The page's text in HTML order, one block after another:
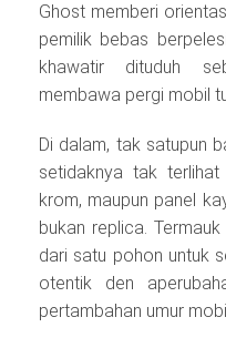
Ghost memberi
pemilik bebas
khawatir dituduh
membawa pergi mobil
Di dalam, tak satupun
setidaknya tak
krom, maupun panel
bukan replica.
dari satu pohon untuk
otentik den
pertambahan umur